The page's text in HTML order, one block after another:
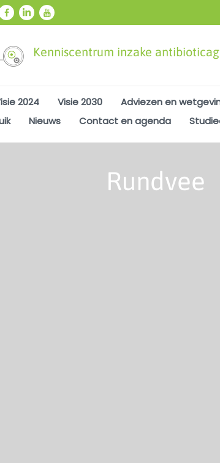
Kenniscentrum inzake
2024 Visie 2030 Adviezen en
Nieuws Contact en agenda
Rundvee